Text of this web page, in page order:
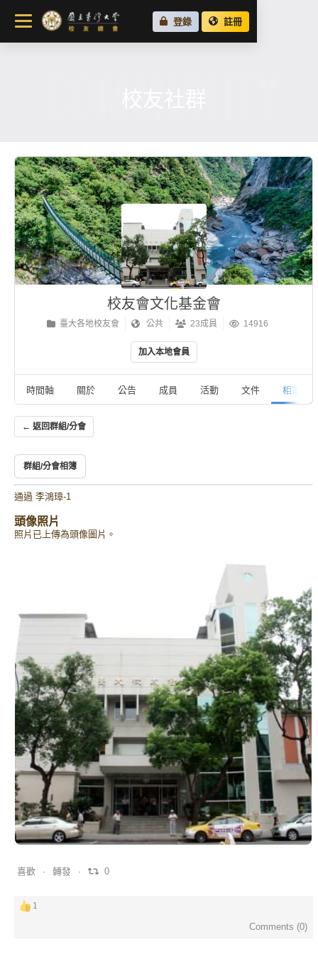
關於總會
最新消息
登錄 註冊
校友會文化基金會
臺大各地校友會 公共 23成員 14916
加入本地會員
時間軸 關於 公告 成員 活動 文件 相簿
← 返回群組/分會
群組/分會相簿
通過 李鴻璋-1
頭像照片
照片已上傳為頭像圖片。
0 0 0
喜歡 轉發 0
1
Comments (0)